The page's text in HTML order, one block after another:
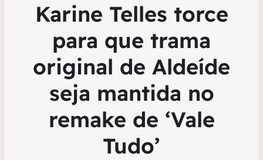
Karine Telles torce
para que trama
original de Aldeíde
seja mantida no
remake de ‘Vale
Tudo’